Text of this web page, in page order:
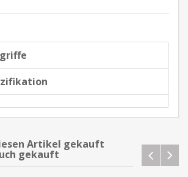
Artikel gekauft
gekauft